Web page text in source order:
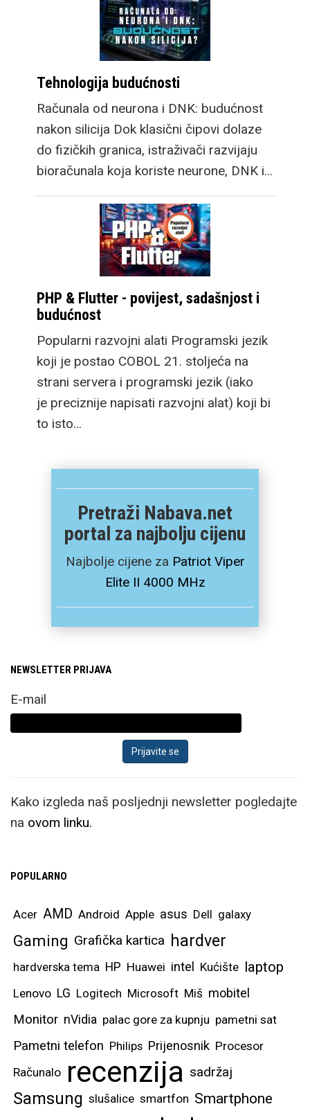
Tehnologija budućnosti
Računala od neurona i DNK: budućnost
nakon silicija Dok klasični čipovi dolaze
do fizičkih granica, istraživači razvijaju
bioračunala koja koriste neurone, DNK i…
PHP & Flutter - povijest, sadašnjost i
budućnost
Popularni razvojni alati Programski jezik
koji je postao COBOL 21. stoljeća na
strani servera i programski jezik (iako
je preciznije napisati razvojni alat) koji bi
to isto…
Pretraži Nabava.net
portal za najbolju cijenu
Najbolje cijene za Patriot Viper
Elite II 4000 MHz
NEWSLETTER PRIJAVA
E-mail
Kako izgleda naš posljednji newsletter pogledajte
na ovom linku.
POPULARNO
Acer AMD Android Apple asus Dell galaxy
Gaming Grafička kartica hardver
hardverska tema HP Huawei intel Kućište laptop
Lenovo LG Logitech Microsoft Miš mobitel
Monitor nVidia palac gore za kupnju pametni sat
Pametni telefon Philips Prijenosnik Procesor
Računalo recenzija sadržaj
Samsung slušalice smartfon Smartphone